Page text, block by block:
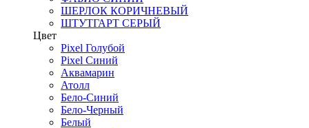
ШЕРЛОК КОРИЧНЕВЫЙ
ШТУТГАРТ СЕРЫЙ
Цвет
Pixel Голубой
Pixel Синий
Аквамарин
Атолл
Бело-Синий
Бело-Черный
Белый